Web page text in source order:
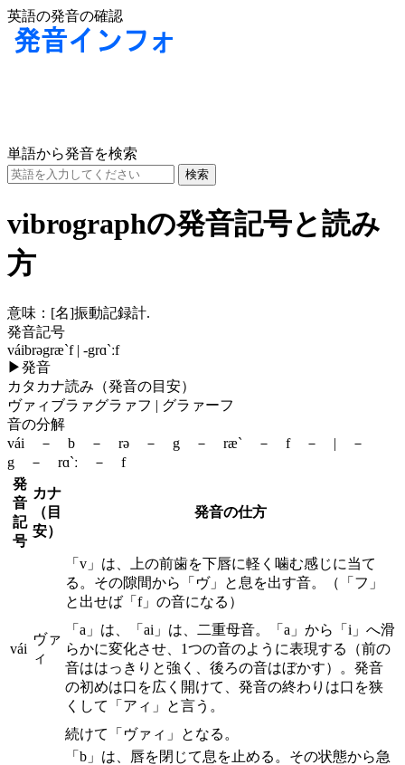
英語の発音の確認
単語から発音を検索
vibrographの発音記号と読み
方
意味： [名]振動記録計.
発音記号
váibrəgræ`f | -grɑ`ːf
▶発音
カタカナ読み（発音の目安）
ヴァィブラァグラァフ | グラァーフ
音の分解
vái － b － rə － g － ræ` － f － | －
g － rɑ`ː － f
発
音
記
号
カナ
（目
安）
発音の仕方
vái
ヴァ
ィ
「v」は、上の前歯を下唇に軽く噛む感じに当て
る。その隙間から「ヴ」と息を出す音。（「フ」
と出せば「f」の音になる）
「a」は、「ai」は、二重母音。「a」から「i」へ滑
らかに変化させ、1つの音のように表現する（前の
音ははっきりと強く、後ろの音はぼかす）。発音
の初めは口を広く開けて、発音の終わりは口を狭
くして「アィ」と言う。
続けて「ヴァィ」となる。
「b」は、唇を閉じて息を止める。その状態から急